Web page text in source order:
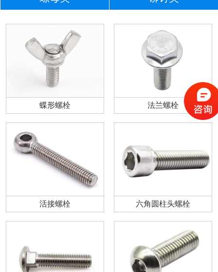
蝶形螺栓 法兰螺栓
活接螺栓 六角圆柱头螺栓